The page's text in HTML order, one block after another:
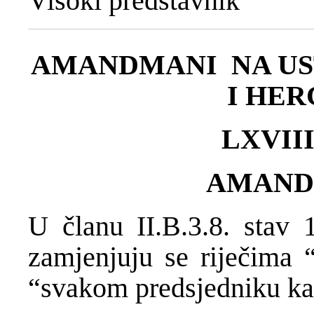
AMANDMANI NA
I
U članu II.B.3.8. stav
zamjenjuju se riječima
“svakom predsjedniku